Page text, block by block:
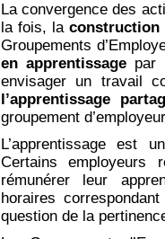
La convergence des
la fois, la construction
Groupements
en apprentissage par
envisager un travail
l’apprentissage
groupement
L’apprentissage est
Certains employeurs
rémunérer leur
horaires
question de la